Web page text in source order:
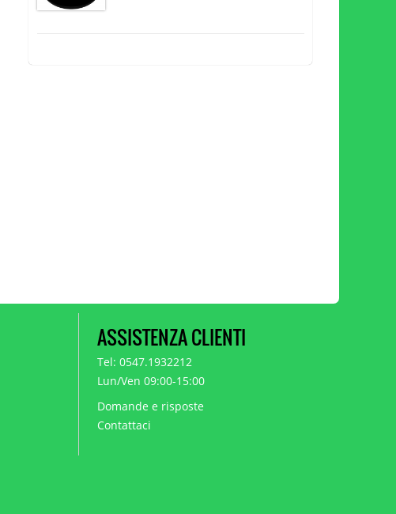
ASSISTENZA CLIENTI
Tel: 0547.1932212
Lun/Ven 09:00-15:00
Domande e risposte
Contattaci